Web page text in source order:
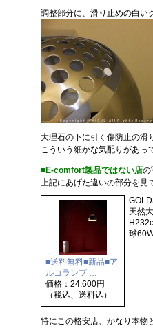
調整部分に、滑り止めの白い
大理石の下に引く傷防止の滑
こういう細かな気配りがあっ
■E-comfort製品ではない店の
上記にあげた違いの部分を見
■送料無料■新品■ア
ルコランプ …
価格：24,600円
（税込、送料込）
天然
球
特にこの格安店、かなり本物